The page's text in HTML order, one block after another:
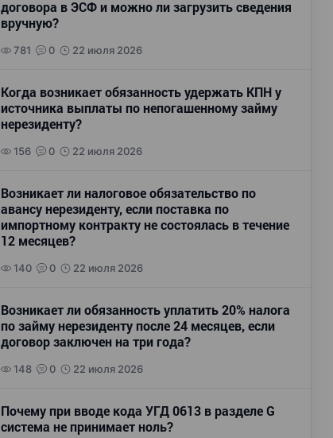
договора в ЭСФ и можно ли загрузить сведения
вручную?
781 0 22 июля 2026
Когда возникает обязанность удержать КПН у
источника выплаты по непогашенному займу
нерезиденту?
156 0 22 июля 2026
Возникает ли налоговое обязательство по
авансу нерезиденту, если поставка по
импортному контракту не состоялась в течение
12 месяцев?
140 0 22 июля 2026
Возникает ли обязанность уплатить 20% налога
по займу нерезиденту после 24 месяцев, если
договор заключен на три года?
148 0 22 июля 2026
Почему при вводе кода УГД 0613 в разделе G
система не принимает ноль?